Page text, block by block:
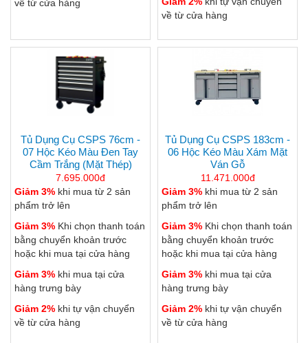
về từ cửa hàng
về từ cửa hàng
Tủ Dụng Cụ CSPS 76cm -
07 Hộc Kéo Màu Đen Tay
Cầm Trắng (mặt Thép)
7.695.000đ
Giảm 3% khi mua từ 2 sản
phẩm trở lên
Giảm 3% Khi chọn thanh toán
bằng chuyển khoản trước
hoặc khi mua tại cửa hàng
Giảm 3% khi mua tại cửa
hàng trưng bày
Giảm 2% khi tự vận chuyển
về từ cửa hàng
Tủ Dụng Cụ CSPS 183cm -
06 Hộc Kéo Màu Xám Mặt
Ván Gỗ
11.471.000đ
Giảm 3% khi mua từ 2 sản
phẩm trở lên
Giảm 3% Khi chọn thanh toán
bằng chuyển khoản trước
hoặc khi mua tại cửa hàng
Giảm 3% khi mua tại cửa
hàng trưng bày
Giảm 2% khi tự vận chuyển
về từ cửa hàng